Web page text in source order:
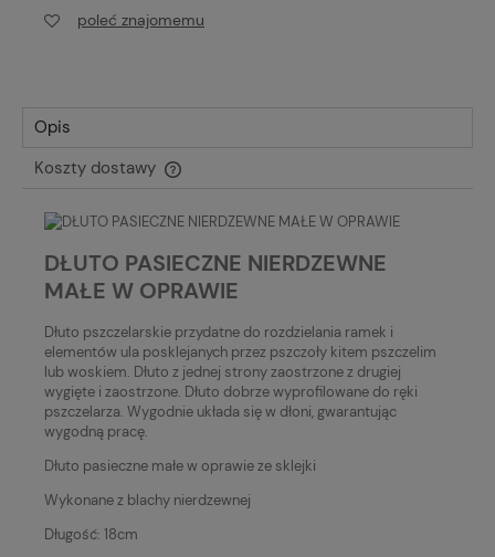
poleć znajomemu
Opis
Koszty dostawy
Cena nie zawiera ewentualnych kosztów płatności
DŁUTO PASIECZNE NIERDZEWNE
MAŁE W OPRAWIE
Dłuto pszczelarskie przydatne do rozdzielania ramek i
elementów ula posklejanych przez pszczoły kitem pszczelim
lub woskiem. Dłuto z jednej strony zaostrzone z drugiej
wygięte i zaostrzone. Dłuto dobrze wyprofilowane do ręki
pszczelarza. Wygodnie układa się w dłoni, gwarantując
wygodną pracę.
Dłuto pasieczne małe w oprawie ze sklejki
Wykonane z blachy nierdzewnej
Długość: 18cm